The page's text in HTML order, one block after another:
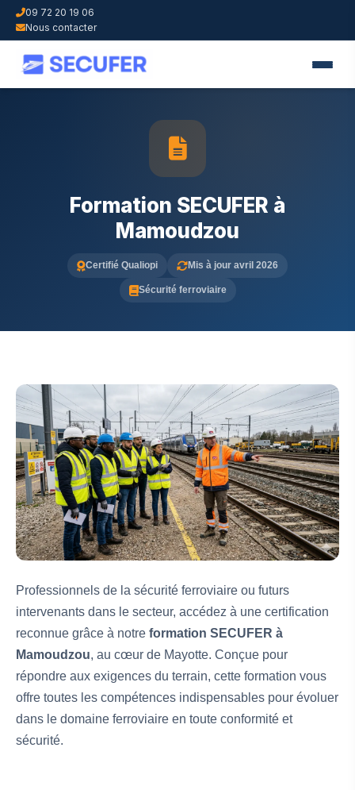
09 72 20 19 06
Nous contacter
Formation SECUFER à
Mamoudzou
Certifié Qualiopi Mis à jour avril 2026
Sécurité ferroviaire
Professionnels de la sécurité ferroviaire ou futurs
intervenants dans le secteur, accédez à une certification
reconnue grâce à notre formation SECUFER à
Mamoudzou, au cœur de Mayotte. Conçue pour
répondre aux exigences du terrain, cette formation vous
offre toutes les compétences indispensables pour évoluer
dans le domaine ferroviaire en toute conformité et
sécurité.